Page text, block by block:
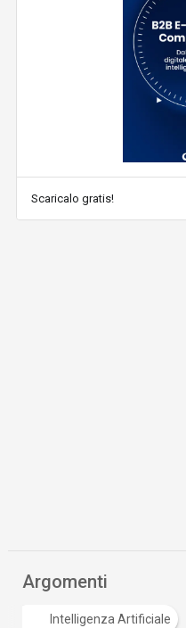
Scaricalo gratis!
Argomenti
Intelligenza Artificiale